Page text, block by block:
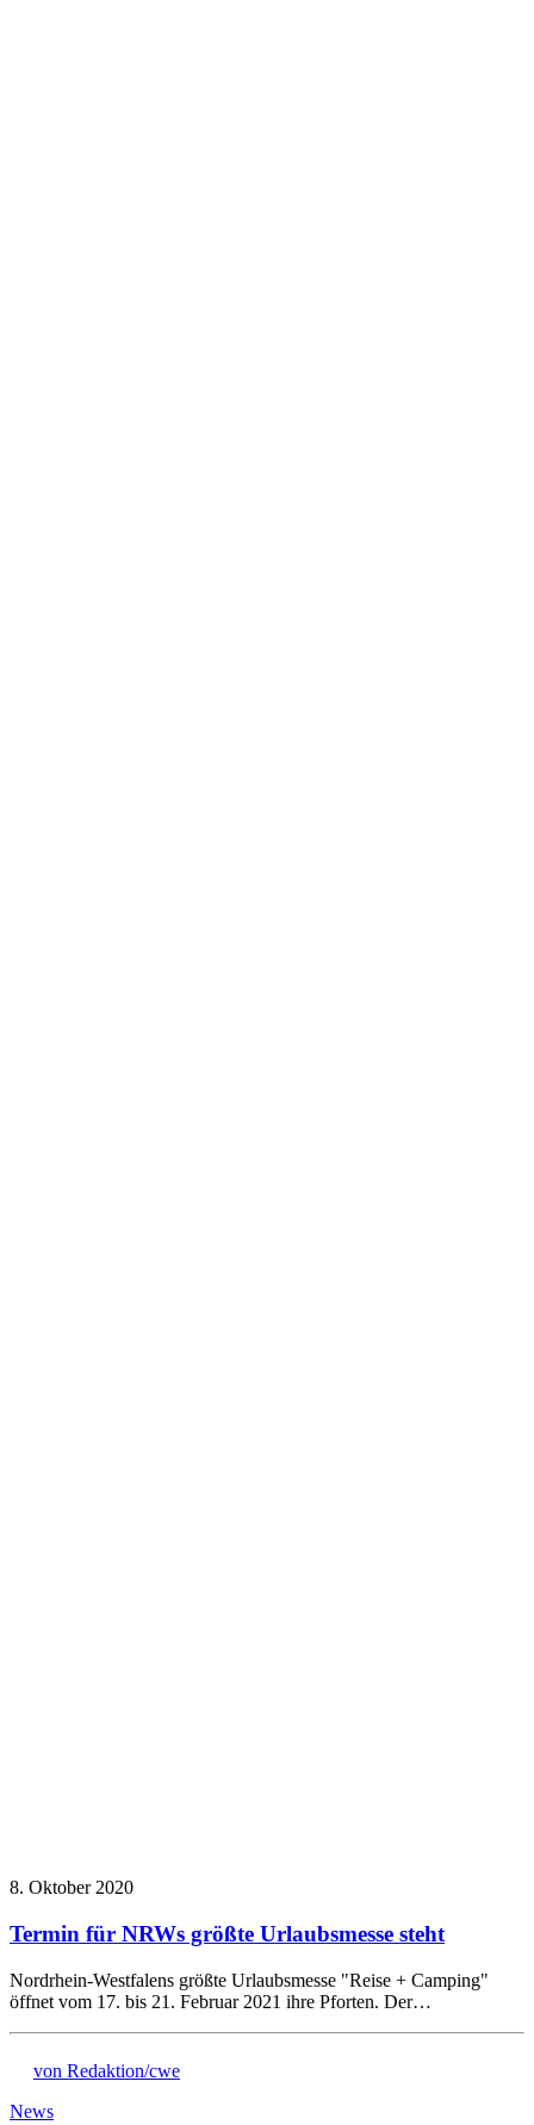
8. Oktober 2020
Termin für NRWs größte Urlaubsmesse steht
Nordrhein-Westfalens größte Urlaubsmesse "Reise + Camping"
öffnet vom 17. bis 21. Februar 2021 ihre Pforten. Der…
von Redaktion/cwe
News